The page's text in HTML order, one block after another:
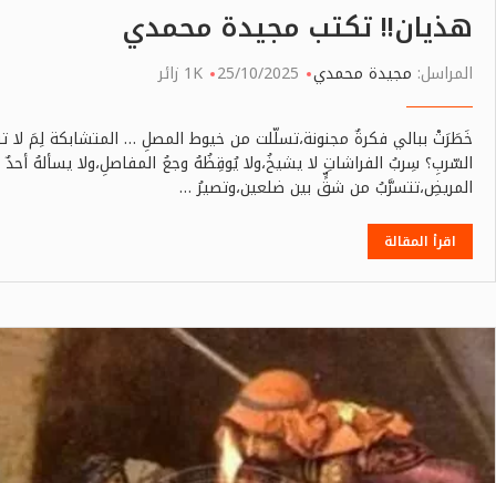
هذيان!! تكتب مجيدة محمدي
المراسل: مجيدة محمدي 25/10/2025 1K زائر
خَطَرَتْ ببالي فكرةٌ مجنونة،تسلّلت من خيوط المصلِ … المتشابكة لِمَ
السّربِ؟ سِربُ الفراشاتِ لا يشيخُ،ولا يُوقِظُهُ وجعُ المفاصلِ،ولا يسألهُ
المريضِ،تتسرَّبُ من شقٍّ بين ضلعين،وتصيرُ …
اقرأ المقالة